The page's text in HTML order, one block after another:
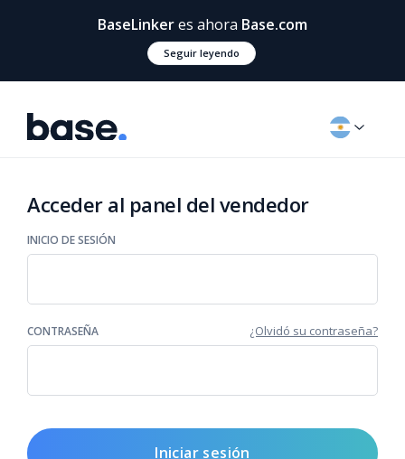
BaseLinkeres ahora Base.com
Seguir leyendo
Acceder al panel del vendedor
INICIO DE SESIÓN
CONTRASEÑA ¿Olvidó su contraseña?
Iniciar sesión